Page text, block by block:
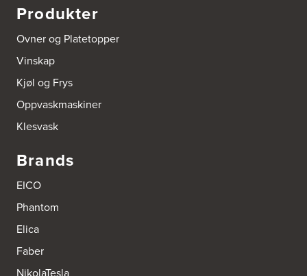
Produkter
Ovner og Platetopper
Vinskap
Kjøl og Frys
Oppvaskmaskiner
Klesvask
Brands
EICO
Phantom
Elica
Faber
NikolaTesla